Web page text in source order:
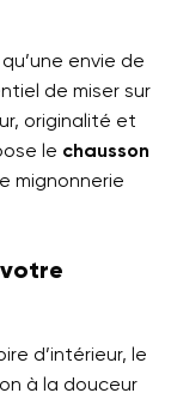
envie de
de miser sur
originalité et
le chausson
mignonnerie
d’intérieur, le
à la douceur